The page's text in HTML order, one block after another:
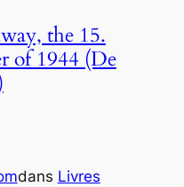
the 15.
of 1944 (De
dans Livres